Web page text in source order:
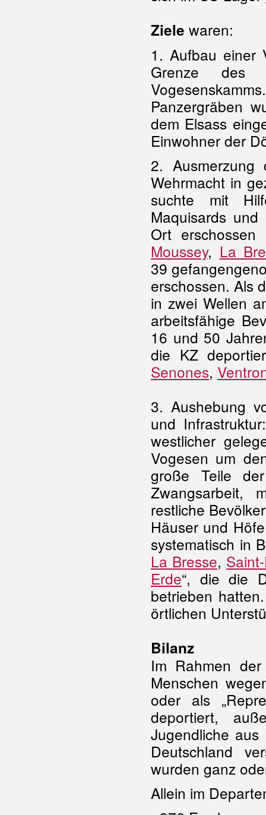
Ziele waren:
1. Aufbau einer
Grenze des
Panzergräben
dem Elsass
Einwohner der
2.
Wehrmacht in
suchte mit
Maquisards
Ort
Moussey, La
39
erschossen. Als
in zwei Wellen
arbeitsfähige
16 und 50
die KZ
Senones,
3. Aushebung
und
westlicher
Vogesen um
große Teile
Zwangsarbeit,
restliche
Häuser und
systematisch in
La Bresse,
Erde“, die die
betrieben
örtlichen
Bilanz
Im Rahmen der
Menschen
oder als
deportiert,
Jugendliche
Deutschland
wurden ganz
Allein im